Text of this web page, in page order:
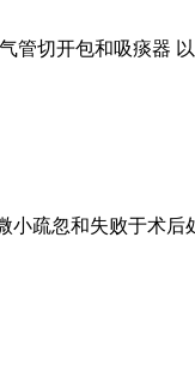
管切开包和吸痰器
疏忽和失败于术后